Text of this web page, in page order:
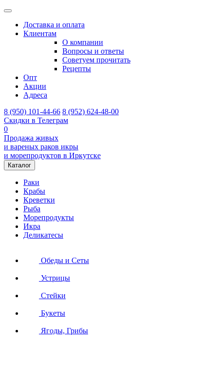
Доставка и оплата
Клиентам
О компании
Вопросы и ответы
Советуем прочитать
Рецепты
Опт
Акции
Адреса
8 (950) 101-44-66 8 (952) 624-48-00
Скидки в Телеграм
0
Продажа живых
и вареных раков икры
и морепродуктов в Иркутске
Каталог
Раки
Крабы
Креветки
Рыба
Морепродукты
Икра
Деликатесы
Обеды и Сеты
Устрицы
Стейки
Букеты
Ягоды, Грибы